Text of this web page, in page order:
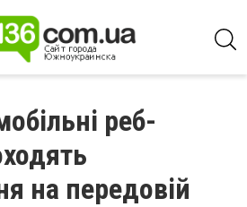
реб-
на передовій